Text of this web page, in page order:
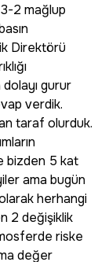
2 mağlup
Direktörü
dolayı gurur
verdik.
taraf olurduk.
bizden 5 kat
ama bugün
herhangi
2 değişiklik
riske
değer